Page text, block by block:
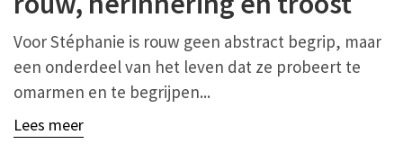
Voor Stéphanie is rouw geen abstract begrip, maar
een onderdeel van het leven dat ze probeert te
omarmen en te begrijpen...
Lees meer